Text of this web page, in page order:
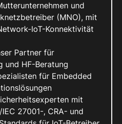
und
(MNO), mit
IoT-Konnektivität
Partner für
und HF-Beratung
für Embedded
mit
27001-, CRA- und